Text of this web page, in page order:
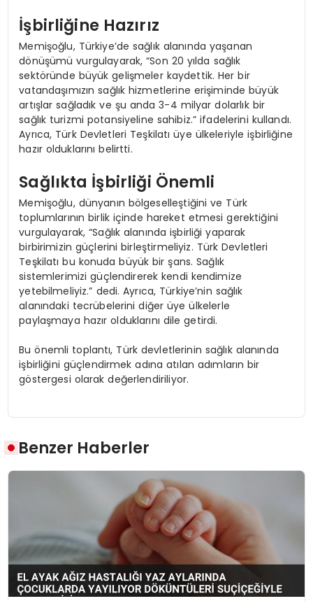
İşbirliğine Hazırız
Memişoğlu, Türkiye’de sağlık alanında yaşanan
dönüşümü vurgulayarak, “Son 20 yılda sağlık
sektöründe büyük gelişmeler kaydettik. Her bir
vatandaşımızın sağlık hizmetlerine erişiminde büyük
artışlar sağladık ve şu anda 3-4 milyar dolarlık bir
sağlık turizmi potansiyeline sahibiz.” ifadelerini kullandı.
Ayrıca, Türk Devletleri Teşkilatı üye ülkeleriyle işbirliğine
hazır olduklarını belirtti.
Sağlıkta İşbirliği Önemli
Memişoğlu, dünyanın bölgeselleştiğini ve Türk
toplumlarının birlik içinde hareket etmesi gerektiğini
vurgulayarak, “Sağlık alanında işbirliği yaparak
birbirimizin güçlerini birleştirmeliyiz. Türk Devletleri
Teşkilatı bu konuda büyük bir şans. Sağlık
sistemlerimizi güçlendirerek kendi kendimize
yetebilmeliyiz.” dedi. Ayrıca, Türkiye’nin sağlık
alanındaki tecrübelerini diğer üye ülkelerle
paylaşmaya hazır olduklarını dile getirdi.
Bu önemli toplantı, Türk devletlerinin sağlık alanında
işbirliğini güçlendirmek adına atılan adımların bir
göstergesi olarak değerlendiriliyor.
Benzer Haberler